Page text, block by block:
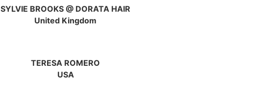
SYLVIE BROOKS @ DORATA HAIR
United Kingdom
TERESA ROMERO
USA